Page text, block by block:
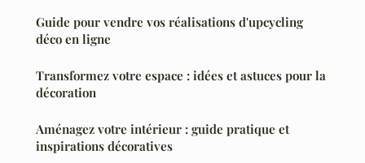
Guide pour vendre vos réalisations d'upcycling
déco en ligne
Transformez votre espace : idées et astuces pour la
décoration
Aménagez votre intérieur : guide pratique et
inspirations décoratives